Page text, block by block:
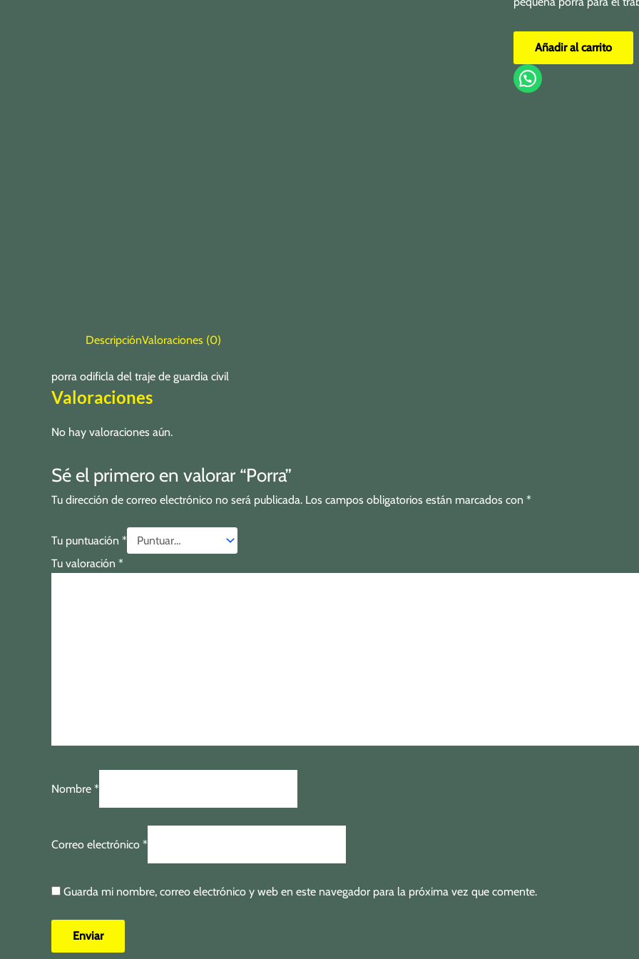
Añadir al carrito
DescripciónValoraciones (0)
porra odificla del traje de guardia civil
Valoraciones
No hay valoraciones aún.
Sé el primero en valorar “Porra”
Tu dirección de correo electrónico no será publicada. Los campos obligatorios están marcados con *
Tu puntuación *
Tu valoración *
Nombre *
Correo electrónico *
Guarda mi nombre, correo electrónico y web en este navegador para la próxima vez que comente.